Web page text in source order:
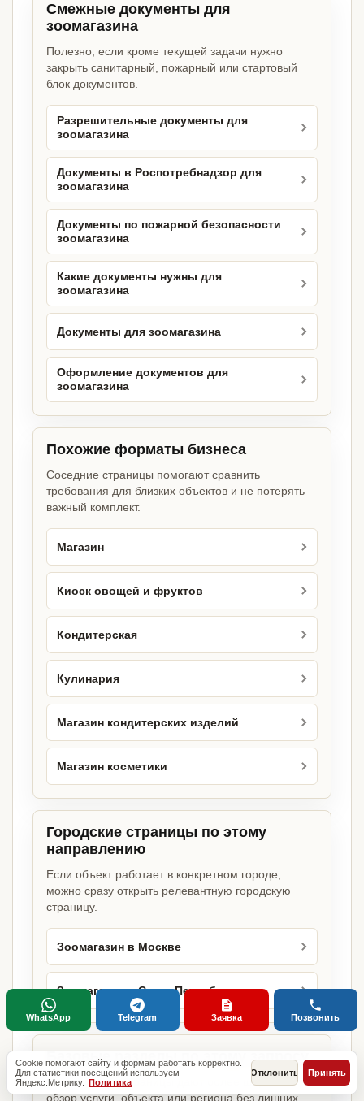
Смежные документы для
зоомагазина
Полезно, если кроме текущей задачи нужно
закрыть санитарный, пожарный или стартовый
блок документов.
Разрешительные документы для
зоомагазина
Документы в Роспотребнадзор для
зоомагазина
Документы по пожарной безопасности
зоомагазина
Какие документы нужны для
зоомагазина
Документы для зоомагазина
Оформление документов для
зоомагазина
Похожие форматы бизнеса
Соседние страницы помогают сравнить
требования для близких объектов и не потерять
важный комплект.
Магазин
Киоск овощей и фруктов
Кондитерская
Кулинария
Магазин кондитерских изделий
Магазин косметики
Городские страницы по этому
направлению
Если объект работает в конкретном городе,
можно сразу открыть релевантную городскую
страницу.
Зоомагазин в Москве
Зоомагазин в Санкт-Петербурге
Базовые разделы по этому запросу
Родительские страницы дают более широкий
обзор услуги, объекта или региона без лишних
Cookie помогают сайту и формам работать корректно.
Для статистики посещений используем
Яндекс.Метрику. Политика
Отклонить Принять
WhatsApp Telegram Заявка Позвонить